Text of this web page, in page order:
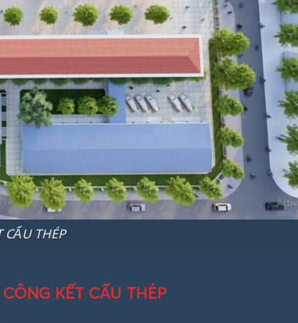
CẤU THÉP
KẾT CẤU THÉP